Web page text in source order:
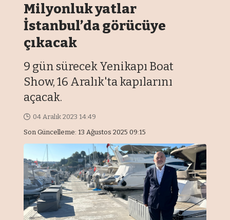
Milyonluk yatlar
İstanbul’da görücüye
çıkacak
9 gün sürecek Yenikapı Boat
Show, 16 Aralık'ta kapılarını
açacak.
Son Güncelleme: 13 Ağustos 2025 09:15
04 Aralık 2023 14:49